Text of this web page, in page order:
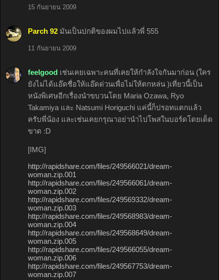
15 กันยายน 2009
Parch 92 มันเป็นปกติของผมไปแล้วพี่ 555
11 กันยายน 2009
feelgood เช่นเคยเฉพาะคนที่เคยให้กำลังใจกันมาก่อน (ใคร
ยังไม่ได้แอ๊ดชื่อให้แอ๊ดด่วนเพื่อไม่ให้ตกหล่น )เที่ยวนี้เป็น
หนังพิเศษอีกเรื่องนำขบวนโดย Maria Ozawa, Ryo
Takamiya และ Natsumi Horiguchi แค่นี้ก็ปรอทแตกแล้ว
ครับพี่น้อง และเช่นเคยกรุณาอย่านำไปโพสในบอร์ดโดยเด็ด
ขาด :D
[IMG]
http://rapidshare.com/files/249566021/dream-
woman.zip.001
http://rapidshare.com/files/249566061/dream-
woman.zip.002
http://rapidshare.com/files/249569332/dream-
woman.zip.003
http://rapidshare.com/files/249568983/dream-
woman.zip.004
http://rapidshare.com/files/249568649/dream-
woman.zip.005
http://rapidshare.com/files/249566055/dream-
woman.zip.006
http://rapidshare.com/files/249567753/dream-
woman.zip.007